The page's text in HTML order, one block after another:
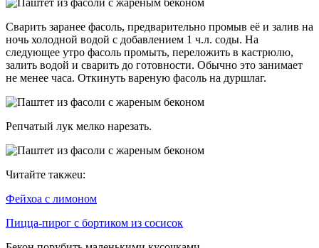
Сварить заранее фасоль, предварительно промыв её и залив на
ночь холодной водой с добавлением 1 ч.л. соды. На
следующее утро фасоль промыть, переложить в кастрюлю,
залить водой и сварить до готовности. Обычно это занимает
не менее часа. Откинуть вареную фасоль на дуршлаг.
Репчатый лук мелко нарезать.
Читайте такжеu:
Фейхоа с лимоном
Пицца-пирог с бортиком из сосисок